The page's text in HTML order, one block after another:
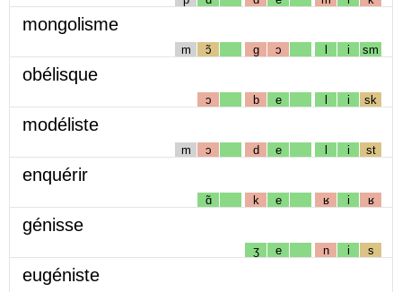
mongolisme
m ɔ̃ g ɔ l i sm
obélisque
ɔ b e l i sk
modéliste
m ɔ d e l i st
enquérir
ɑ̃ k e ʁ i ʁ
génisse
ʒ e n i s
eugéniste